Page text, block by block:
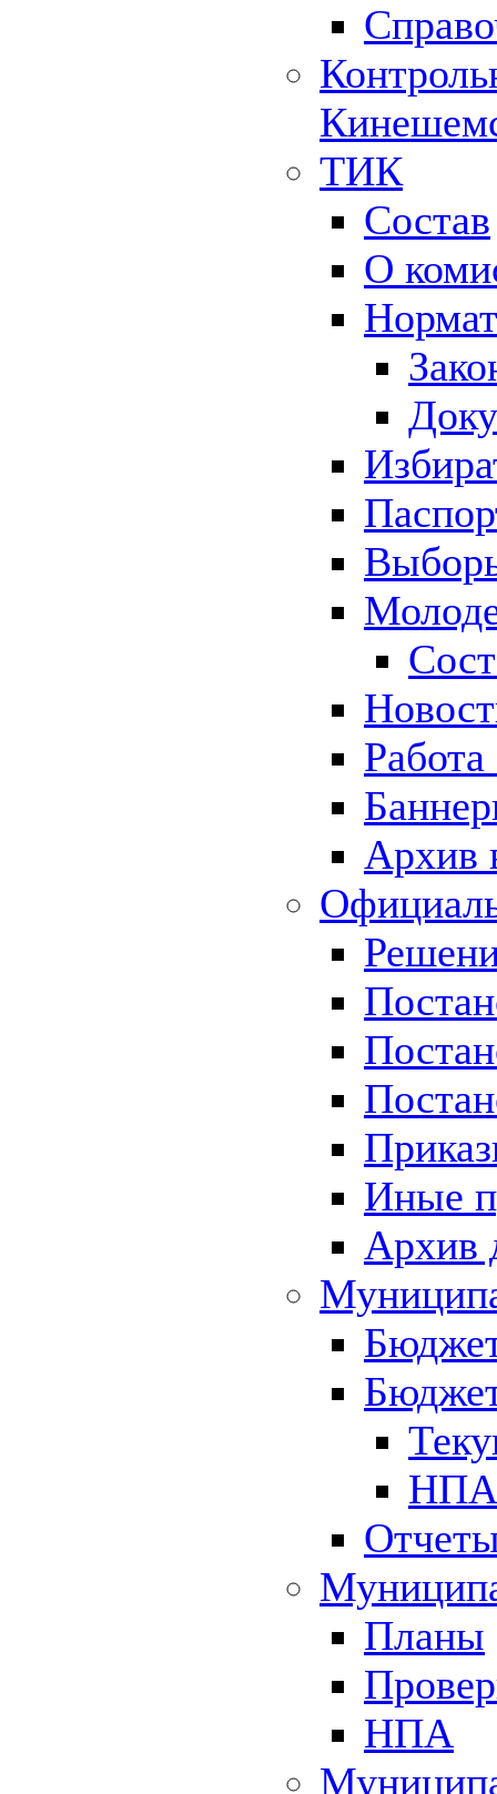
ТИК
Состав
О
Архив
Иные
Архив
НПА
Планы
НПА